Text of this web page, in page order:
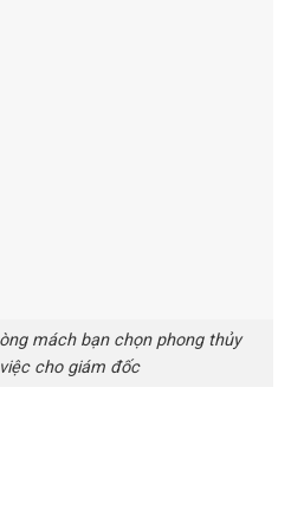
mách bạn chọn phong thủy
cho giám đốc